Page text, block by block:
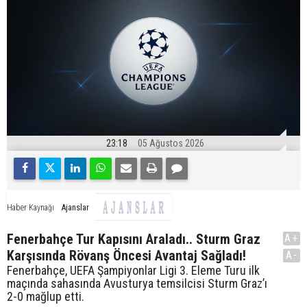
23:18 05 Ağustos 2026
Haber Kaynağı Ajanslar
Fenerbahçe Tur Kapısını Araladı.. Sturm Graz
Karşısında Rövanş Öncesi Avantaj Sağladı!
Fenerbahçe, UEFA Şampiyonlar Ligi 3. Eleme Turu ilk
maçında sahasında Avusturya temsilcisi Sturm Graz’ı
2-0 mağlup etti.
A+
A-